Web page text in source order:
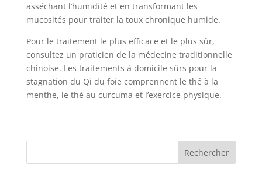
asséchant l’humidité et en transformant les
mucosités pour traiter la toux chronique humide.
Pour le traitement le plus efficace et le plus sûr,
consultez un praticien de la médecine traditionnelle
chinoise. Les traitements à domicile sûrs pour la
stagnation du Qi du foie comprennent le thé à la
menthe, le thé au curcuma et l’exercice physique.